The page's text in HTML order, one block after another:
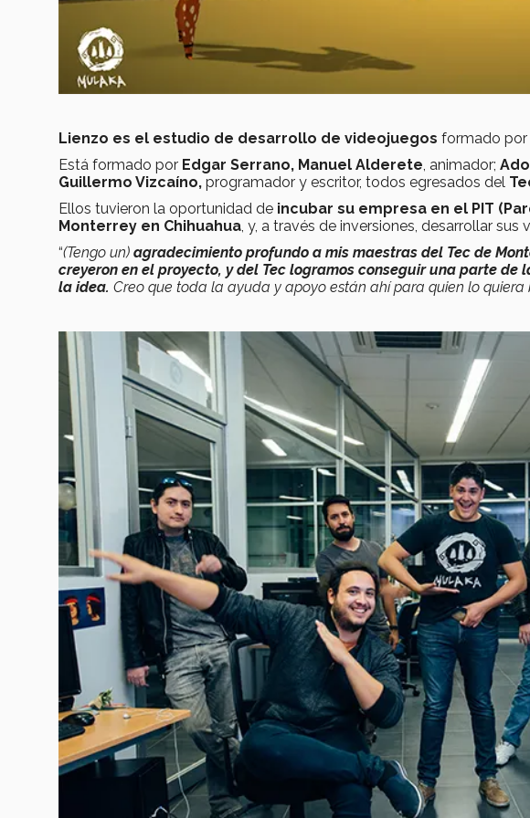
Lienzo es el estudio de desarrollo de videojuegos formado por
Está formado por Edgar Serrano, Manuel Alderete, animador;
Guillermo Vizcaíno, programador y escritor, todos egresados del
Ellos tuvieron la oportunidad de incubar su empresa en el PIT
Monterrey en Chihuahua, y, a través de inversiones, desarrollar sus
“(Tengo un) agradecimiento profundo a mis maestras del Tec de
creyeron en el proyecto, y del Tec logramos conseguir una parte
la idea. Creo que toda la ayuda y apoyo están ahí para quien lo quiera